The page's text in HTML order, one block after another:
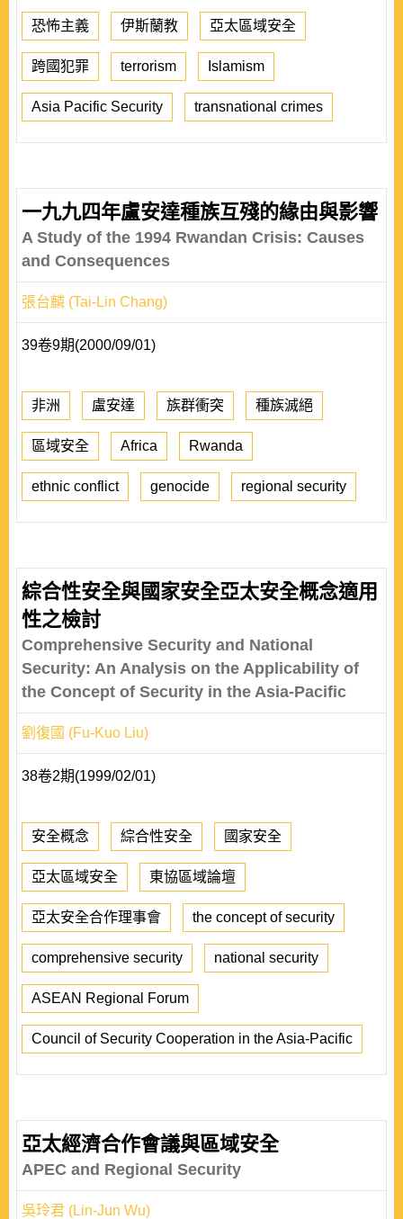
恐怖主義 伊斯蘭教 亞太區域安全
跨國犯罪 terrorism Islamism
Asia Pacific Security transnational crimes
一九九四年盧安達種族互殘的緣由與影響
A Study of the 1994 Rwandan Crisis: Causes
and Consequences
張台麟 (Tai-Lin Chang)
39卷9期(2000/09/01)
非洲 盧安達 族群衝突 種族滅絕
區域安全 Africa Rwanda
ethnic conflict genocide regional security
綜合性安全與國家安全亞太安全概念適用
性之檢討
Comprehensive Security and National
Security: An Analysis on the Applicability of
the Concept of Security in the Asia-Pacific
劉復國 (Fu-Kuo Liu)
38卷2期(1999/02/01)
安全概念 綜合性安全 國家安全
亞太區域安全 東協區域論壇
亞太安全合作理事會 the concept of security
comprehensive security national security
ASEAN Regional Forum
Council of Security Cooperation in the Asia-Pacific
亞太經濟合作會議與區域安全
APEC and Regional Security
吳玲君 (Lin-Jun Wu)